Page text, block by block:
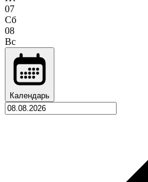
07
Сб
08
Вс
Календарь